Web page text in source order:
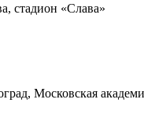
стадион «Слава»
Московская